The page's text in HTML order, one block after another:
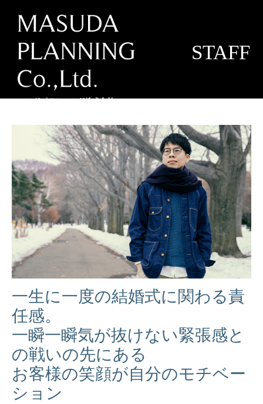
STAFF
一生に一度の結婚式に関わる責
任感。
一瞬一瞬気が抜けない緊張感と
の戦いの先にある
お客様の笑顔が自分のモチベー
ション